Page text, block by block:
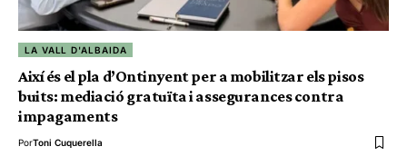
LA VALL D'ALBAIDA
Així és el pla d’Ontinyent per a mobilitzar els pisos
buits: mediació gratuïta i assegurances contra
impagaments
PorToni Cuquerella